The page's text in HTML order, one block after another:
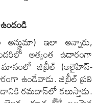
అన్హుమా) ఇలా అన్నారు,
జిబ్రీల్ (అలైహిస్-
ఉండేవాడు. జిబ్రీల్ ప్రతి
రమదాన్‌లో కలుస్తాడు.